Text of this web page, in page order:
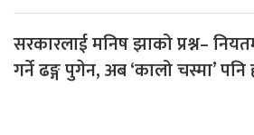
सरकारलाई मनिष झाको प्रश्न–
गर्ने ढङ्ग पुगेन, अब ‘कालो चस्मा’ पनि